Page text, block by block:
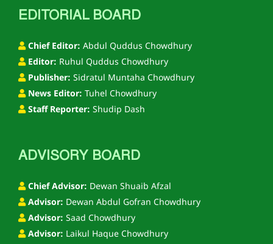
EDITORIAL BOARD
Chief Editor: Abdul Quddus Chowdhury
Editor: Ruhul Quddus Chowdhury
Publisher: Sidratul Muntaha Chowdhury
News Editor: Tuhel Chowdhury
Staff Reporter: Shudip Dash
ADVISORY BOARD
Chief Advisor: Dewan Shuaib Afzal
Advisor: Dewan Abdul Gofran Chowdhury
Advisor: Saad Chowdhury
Advisor: Laikul Haque Chowdhury